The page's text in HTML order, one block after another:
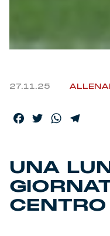
27.11.25
Facebook
TwitterWhatsApp
UNA